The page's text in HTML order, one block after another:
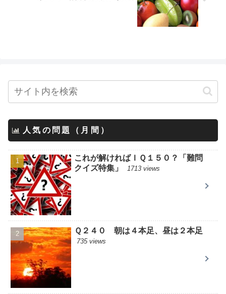
人気の問題（月間）
これが解ければＩＱ１５０？「難問
クイズ特集」
1713 views
Ｑ２４０ 朝は４本足、昼は２本足
735 views